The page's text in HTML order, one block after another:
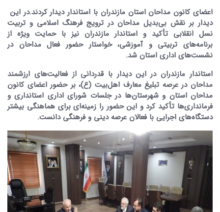
اعضای کانون مداحان استان مازندران با استاندار دیدار کردند.در این
دیدار بر نقش بی‌بدیل مداحان در ترویج فرهنگ اسلامی و تربیت
نسل انقلابی تأکید و استاندار مازندران نیز با حمایت ویژه از
برنامه‌های تربیتی و آموزشی، خواستار حضور فعال مداحان در
نشست‌های اداری استان شد.
استاندار مازندران در این دیدار با قدردانی از فعالیت‌های ارزشمند
مداحان در عرصه تبلیغ معارف اهل‌بیت (ع)، بر حضور اعضای کانون
مداحان استان و شهرستان‌ها در جلسات شورای اداری استانداری و
فرمانداری‌ها تأکید کرد و این حضور را زمینه‌ای برای هماهنگی بیشتر
دستگاه‌های اجرایی با فعالان عرصه دینی و فرهنگی دانست.